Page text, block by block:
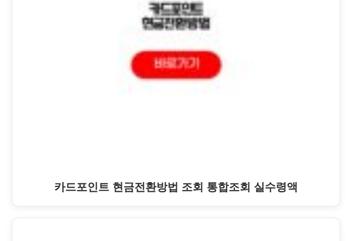
카드포인트 현금전환방법 조회 통합조회 실수령액